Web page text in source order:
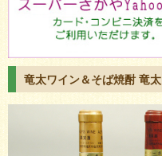
竜太ワイン＆そば焼酎 竜太